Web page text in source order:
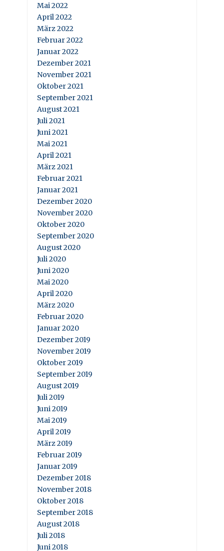
Mai 2022
April 2022
März 2022
Februar 2022
Januar 2022
Dezember 2021
November 2021
Oktober 2021
September 2021
August 2021
Juli 2021
Juni 2021
Mai 2021
April 2021
März 2021
Februar 2021
Januar 2021
Dezember 2020
November 2020
Oktober 2020
September 2020
August 2020
Juli 2020
Juni 2020
Mai 2020
April 2020
März 2020
Februar 2020
Januar 2020
Dezember 2019
November 2019
Oktober 2019
September 2019
August 2019
Juli 2019
Juni 2019
Mai 2019
April 2019
März 2019
Februar 2019
Januar 2019
Dezember 2018
November 2018
Oktober 2018
September 2018
August 2018
Juli 2018
Juni 2018